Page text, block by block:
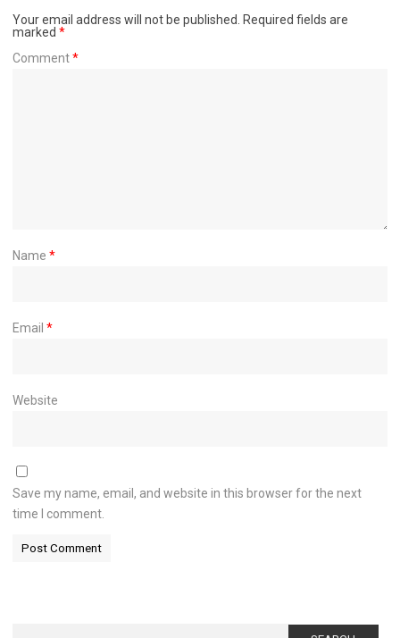
Your email address will not be published.
Required fields are
marked *
Comment*
Name *
Email *
Website
Save my name, email, and website in this browser for the next
time I comment.